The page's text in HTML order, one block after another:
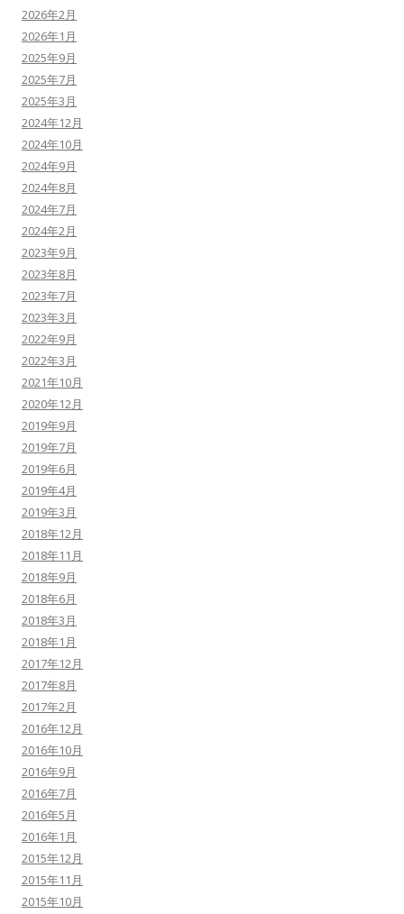
2026年2月
2026年1月
2025年9月
2025年7月
2025年3月
2024年12月
2024年10月
2024年9月
2024年8月
2024年7月
2024年2月
2023年9月
2023年8月
2023年7月
2023年3月
2022年9月
2022年3月
2021年10月
2020年12月
2019年9月
2019年7月
2019年6月
2019年4月
2019年3月
2018年12月
2018年11月
2018年9月
2018年6月
2018年3月
2018年1月
2017年12月
2017年8月
2017年2月
2016年12月
2016年10月
2016年9月
2016年7月
2016年5月
2016年1月
2015年12月
2015年11月
2015年10月